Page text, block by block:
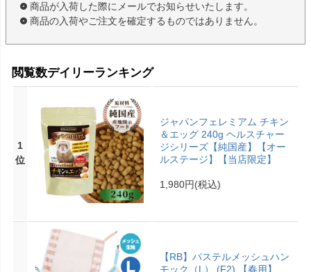
商品が入荷した際にメールでお知らせいたします。
商品の入荷やご注文を確定するものではありません。
閲覧数デイリーランキング
1
位
ジャパンフェレミアム チキン
＆エッグ 240g ヘルスチャー
ジシリーズ【純国産】【オー
ルステージ】【当店限定】
1,980円(税込)
【RB】パステルメッシュハン
モック（L） (F2) 【春用】